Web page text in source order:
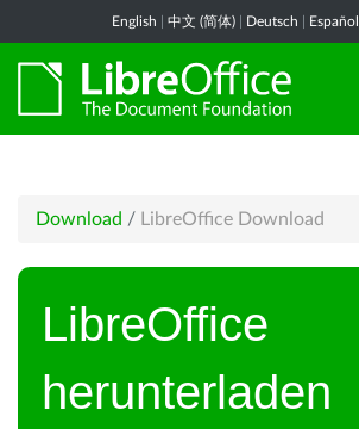
English 中文 (简体) Deutsch Español
Download / LibreOffice Download
LibreOffice
herunterladen